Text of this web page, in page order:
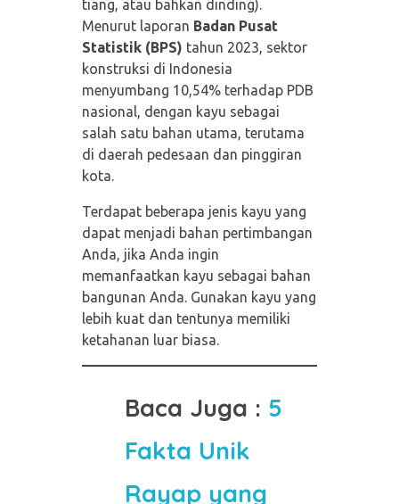
tiang, atau bahkan dinding).
Menurut laporan Badan Pusat
Statistik (BPS) tahun 2023, sektor
konstruksi di Indonesia
menyumbang 10,54% terhadap PDB
nasional, dengan kayu sebagai
salah satu bahan utama, terutama
di daerah pedesaan dan pinggiran
kota.
Terdapat beberapa jenis kayu yang
dapat menjadi bahan pertimbangan
Anda, jika Anda ingin
memanfaatkan kayu sebagai bahan
bangunan Anda. Gunakan kayu yang
lebih kuat dan tentunya memiliki
ketahanan luar biasa.
Baca Juga : 5
Fakta Unik
Rayap yang